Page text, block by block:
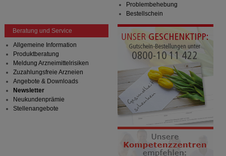
Problembehebung
Bestellschein
Beratung und Service
Allgemeine Information
Produktberatung
Meldung Arzneimittelrisiken
Zuzahlungsfreie Arzneien
Angebote & Downloads
Newsletter
Neukundenprämie
Stellenangebote